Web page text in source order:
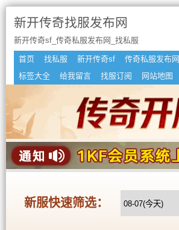
新开传奇找服发布网
新开传奇sf_传奇私服发布网_找私服
首页 找私服 新开传奇sf 传奇私服发布网
标签大全
给我留言 找服订阅 网站地图